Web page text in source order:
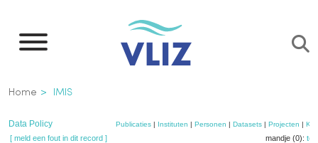
naar
inhoud
gaan
Kruimelpad
Home IMIS
Data Policy Publicaties | Instituten | Personen | Datasets | Projecten |
[ meld een fout in dit record ] mandje (0):